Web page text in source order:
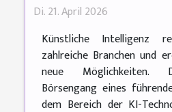
Di. 21. April 2026
Künstliche Intelligenz
zahlreiche Branchen und
neue Möglichkeiten.
Börsengang eines
dem Bereich der KI-